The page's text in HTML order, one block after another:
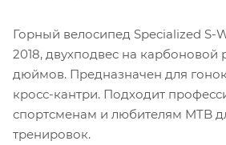
Горный велосипед Specialized S-
2018, двухподвес на карбоновой
дюймов. Предназначен для
кросс-кантри. Подходит
спортсменам и любителям MTB
тренировок.